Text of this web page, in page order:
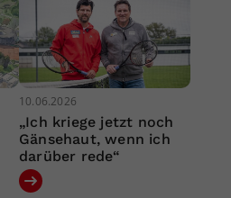
10.06.2026
„Ich kriege jetzt noch
Gänsehaut, wenn ich
darüber rede“